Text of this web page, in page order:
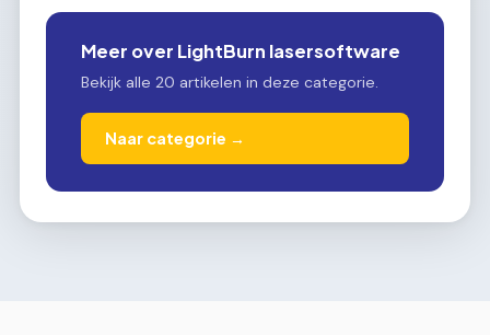
Meer over LightBurn lasersoftware
Bekijk alle 20 artikelen in deze categorie.
Naar categorie →